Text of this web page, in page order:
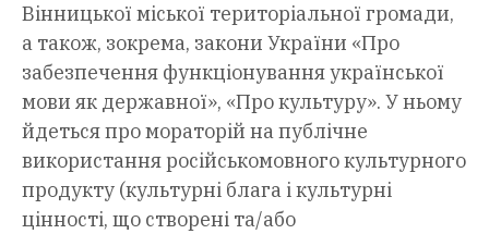
Вінницької міської територіальної громади,
а також, зокрема, закони України «Про
забезпечення функціонування української
мови як державної», «Про культуру». У ньому
йдеться про мораторій на публічне
використання російськомовного культурного
продукту (культурні блага і культурні
цінності, що створені та/або